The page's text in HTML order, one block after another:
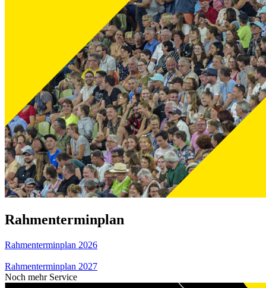
Rahmenterminplan
Rahmenterminplan 2026
Rahmenterminplan 2027
Noch mehr Service